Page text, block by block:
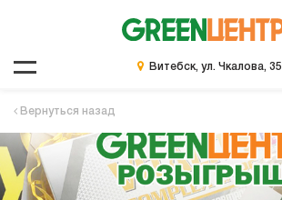
Витебск, ул. Чкалова, 35
Вернуться назад